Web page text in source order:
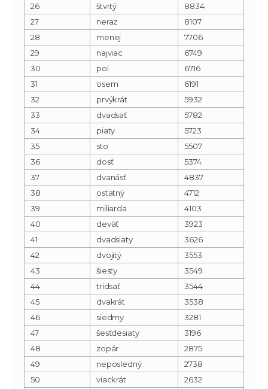
26
štvrtý
8834
27
neraz
8107
28
menej
7706
29
najviac
6749
30
pol
6716
31
osem
6191
32
prvýkrát
5932
33
dvadsať
5782
34
piaty
5723
35
sto
5507
36
dosť
5374
37
dvanásť
4837
38
ostatný
4712
39
miliarda
4103
40
deväť
3923
41
dvadsiaty
3626
42
dvojitý
3553
43
šiesty
3549
44
tridsať
3544
45
dvakrát
3538
46
siedmy
3281
47
šesťdesiaty
3196
48
zopár
2875
49
neposledný
2738
50
viackrát
2632